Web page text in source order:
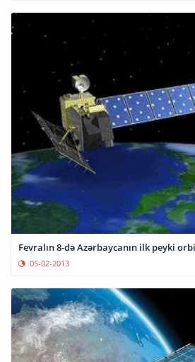
Fevralın 8-də Azərbaycanın ilk peyki
05-02-2013